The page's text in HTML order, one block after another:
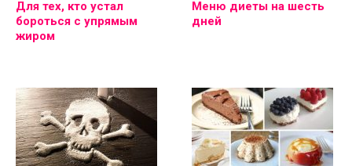
Для тех, кто устал
бороться с упрямым
жиром
Меню диеты на шесть
дней